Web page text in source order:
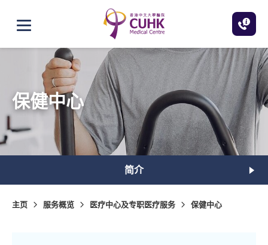
打开选单
保健中心
简介
主页 服务概览 医疗中心及专职医疗服务 保健中心